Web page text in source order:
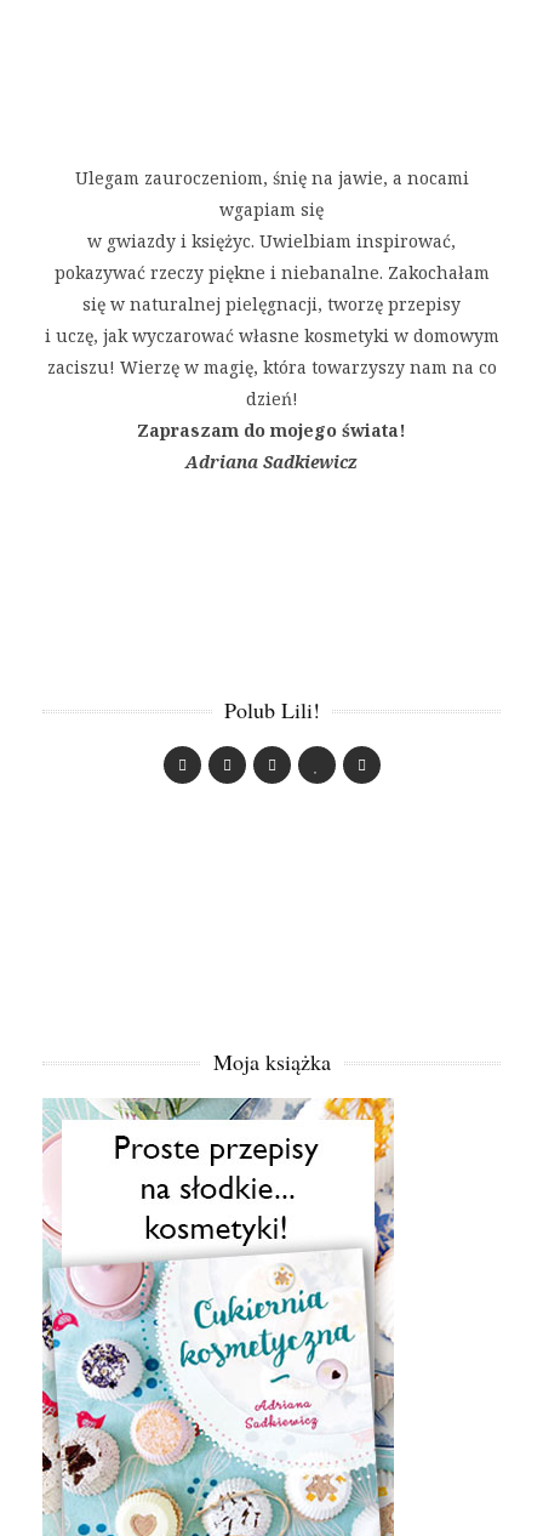
Ulegam zauroczeniom, śnię na jawie, a nocami
wgapiam się
w gwiazdy i księżyc. Uwielbiam inspirować,
pokazywać rzeczy piękne i niebanalne. Zakochałam
się w naturalnej pielęgnacji, tworzę przepisy
i uczę, jak wyczarować własne kosmetyki w domowym
zaciszu! Wierzę w magię, która towarzyszy nam na co
dzień!
Zapraszam do mojego świata!
Adriana Sadkiewicz
Polub Lili!
Moja książka